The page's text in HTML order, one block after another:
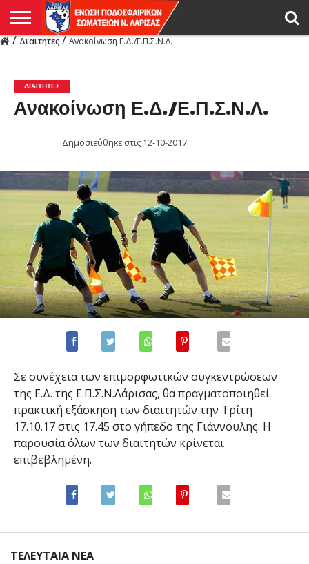
/Διαιτητες/Ανακοίνωση Ε.Δ./Ε.Π.Σ.Ν.Λ.
ΔΙΑΙΤΗΤΕΣ
Ανακοίνωση Ε.Δ./Ε.Π.Σ.Ν.Λ.
Δημοσιεύθηκε στις 12-10-2017
Σε συνέχεια των επιμορφωτικών συγκεντρώσεων
της Ε.Δ. της Ε.Π.Σ.Ν.Λάρισας, θα πραγματοποιηθεί
πρακτική εξάσκηση των διαιτητών την Τρίτη
17.10.17 στις 17.45 στο γήπεδο της Γιάννουλης. Η
παρουσία όλων των διαιτητών κρίνεται
επιβεβλημένη.
ΤΕΛΕΥΤΑΙΑ ΝΕΑ